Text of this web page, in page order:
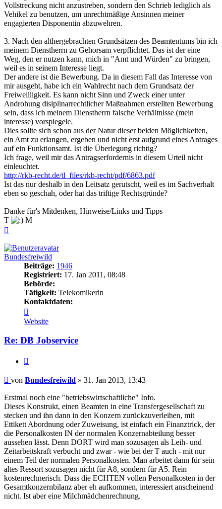
Vollstreckung nicht anzustreben, sondern den Schrieb lediglich als
Vehikel zu benutzen, um unrechtmäßige Ansinnen meiner
engagierten Disponentin abzuwehren.
3. Nach den althergebrachten Grundsätzen des Beamtentums bin ich
meinem Dienstherrn zu Gehorsam verpflichtet. Das ist der eine
Weg, den er nutzen kann, mich in "Amt und Würden" zu bringen,
weil es in seinem Interesse liegt.
Der andere ist die Bewerbung. Da in diesem Fall das Interesse von
mir ausgeht, habe ich ein Wahlrecht nach dem Grundsatz der
Freiweilligkeit. Es kann nicht Sinn und Zweck einer unter
Androhung disiplinarrechtlicher Maßnahmen erstellten Bewerbung
sein, dass ich meinem Dienstherrn falsche Verhältnisse (mein
interesse) vorspiegele.
Dies sollte sich schon aus der Natur dieser beiden Möglichkeiten,
ein Amt zu erlangen, ergeben und nicht erst aufgrund eines Antrages
auf ein Funktionsamt. Ist die Überlegung richtig?
Ich frage, weil mir das Antragserfordernis in diesem Urteil nicht
einleuchtet.
http://rkb-recht.de/tl_files/rkb-recht/pdf/6863.pdf
Ist das nur deshalb in den Leitsatz gerutscht, weil es im Sachverhalt
eben so geschah, oder hat das triftige Rechtsgründe?
Danke für's Mitdenken, Hinweise/Links und Tipps
T
M
Bundesfreiwild
Beiträge: 1946
Registriert: 17. Jan 2011, 08:48
Behörde:
Tätigkeit: Telekomikerin
Kontaktdaten:
von
Bundesfreiwild
Website
Re: DB Jobservice
Beitrag
von Bundesfreiwild » 31. Jan 2013, 13:43
Erstmal noch eine "betriebswirtschaftliche" Info.
Dieses Konstrukt, einen Beamten in eine Transfergesellschaft zu
stecken und ihn dann in den Konzern zurückzuverleihen, mit
Ettikett Abordnung oder Zuweisung, ist einfach ein Finanztrick, der
die Personalkosten IN der normalen Konzernabteilung besser
aussehen lässt. Denn DORT wird man sozusagen als Leih- und
Zeitarbeitskraft verbucht und zwar - wie bei der T auch - mit nur
einem Teil der normalen Personalkosten. Man arbeitet dann für sein
altes Ressort sozusagen nicht für A8, sondern für A5. Rein
kostenrechnerisch. Dass die ECHTEN vollen Personalkosten in der
Gesamtkonzernbilanz aber eh aufkommen, interessiert anscheinend
nicht. Ist aber eine Milchmädchenrechnung.